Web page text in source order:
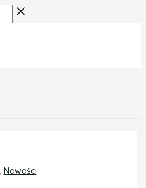
Nowości